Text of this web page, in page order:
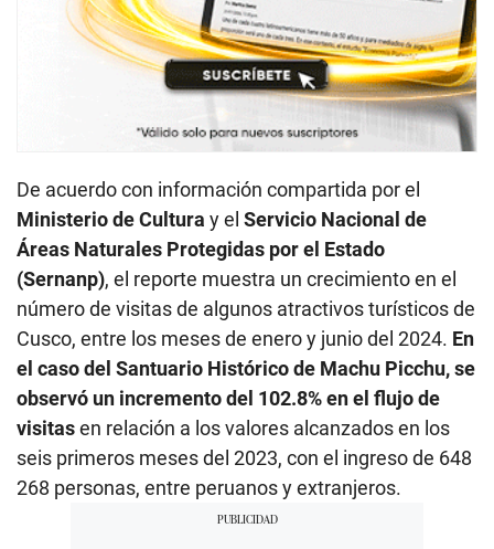
De acuerdo con información compartida por el
Ministerio de Cultura y el Servicio Nacional de
Áreas Naturales Protegidas por el Estado
(Sernanp), el reporte muestra un crecimiento en el
número de visitas de algunos atractivos turísticos de
Cusco, entre los meses de enero y junio del 2024. En
el caso del Santuario Histórico de Machu Picchu, se
observó un incremento del 102.8% en el flujo de
visitasen relación a los valores alcanzados en los
seis primeros meses del 2023, con el ingreso de 648
268 personas, entre peruanos y extranjeros.